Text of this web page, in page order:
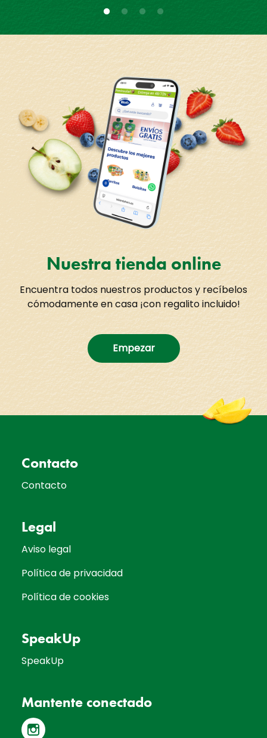
Nuestra tienda online
Encuentra todos nuestros productos y recíbelos
cómodamente en casa ¡con regalito incluido!
Empezar
Contacto
Contacto
Legal
Aviso legal
Política de privacidad
Política de cookies
SpeakUp
SpeakUp
Mantente conectado